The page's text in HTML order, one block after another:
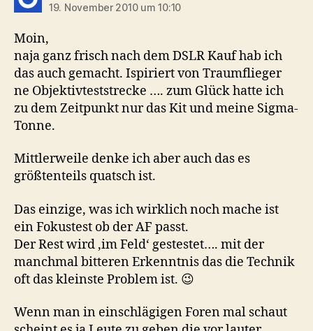
19. November 2010 um 10:10
Moin,
naja ganz frisch nach dem DSLR Kauf hab ich
das auch gemacht. Ispiriert von Traumflieger
ne Objektivteststrecke …. zum Glück hatte ich
zu dem Zeitpunkt nur das Kit und meine Sigma-
Tonne.
Mittlerweile denke ich aber auch das es
größtenteils quatsch ist.
Das einzige, was ich wirklich noch mache ist
ein Fokustest ob der AF passt.
Der Rest wird ‚im Feld‘ gestestet…. mit der
manchmal bitteren Erkenntnis das die Technik
oft das kleinste Problem ist. 😉
Wenn man in einschlägigen Foren mal schaut